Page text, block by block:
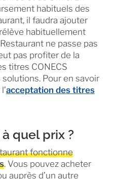
habituels des
il faudra ajouter
habituellement
ne passe pas
pas profiter de la
titres CONECS
Pour en savoir
acceptation des titres
quel prix ?
fonctionne
. Vous pouvez acheter
auprès d’un autre